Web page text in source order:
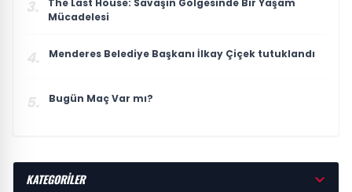
3.
Mücadelesi
4. Menderes Belediye Başkanı İlkay Çiçek tutuklandı
5. Bugün Maç Var mı?
KATEGORİLER